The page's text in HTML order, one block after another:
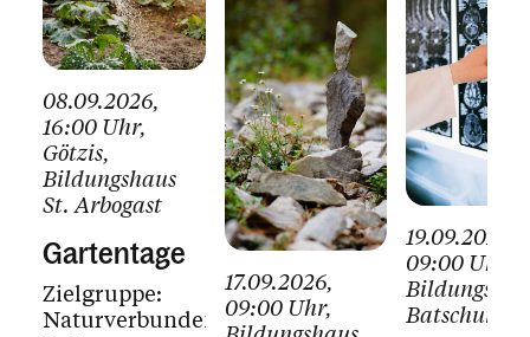
Kirchenmusik
Liturgiebörse
Matriken
Neuland
Organisationsberatung
Pfarrgemeinderat
08.09.2026,
16:00 Uhr,
Götzis,
Bildungshaus
St. Arbogast
Gartentage
Zielgruppe:
Naturverbundene
17.09.2026,
09:00 Uhr,
19.09.2026
09:00 Uhr
Batschuns